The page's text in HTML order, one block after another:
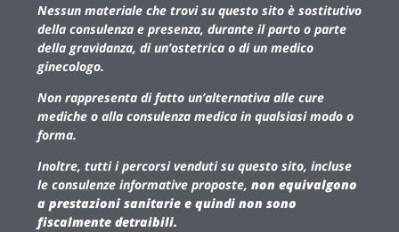
Nessun materiale che trovi su questo sito è sostitutivo
della consulenza e presenza, durante il parto o parte
della gravidanza, di un’ostetrica o di un medico
ginecologo.
Non rappresenta di fatto un’alternativa alle cure
mediche o alla consulenza medica in qualsiasi modo o
forma.
Inoltre, tutti i percorsi venduti su questo sito, incluse
le consulenze informative proposte, non equivalgono
a prestazioni sanitarie e quindi non sono
fiscalmente detraibili.